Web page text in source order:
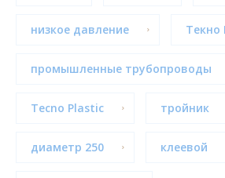
низкое давление Текно
промышленные трубопроводы
Tecno Plastic тройник
диаметр 250 клеевой